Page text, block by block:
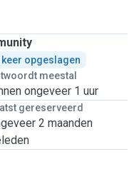
keer opgeslagen
meestal
ongeveer 1 uur
gereserveerd
2 maanden